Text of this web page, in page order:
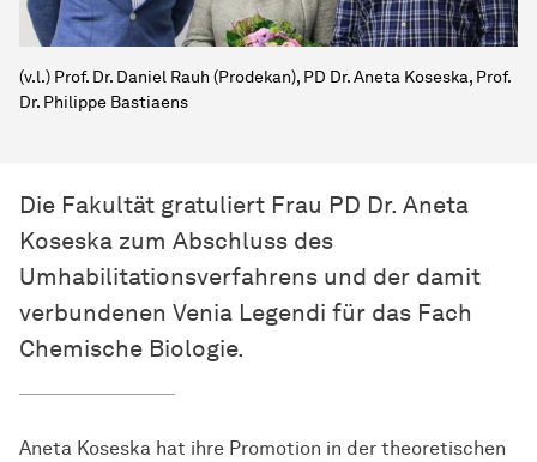
(v.l.) Prof. Dr. Daniel Rauh (Prodekan), PD Dr. Aneta Koseska, Prof.
Dr. Philippe Bastiaens
Die Fakultät gratuliert Frau PD Dr. Aneta
Koseska zum Abschluss des
Umhabilitationsverfahrens und der damit
verbundenen Venia Legendi für das Fach
Chemische Biologie.
Aneta Koseska hat ihre Promotion in der theoretischen